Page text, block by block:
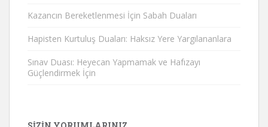
Kazancın Bereketlenmesi İçin Sabah Duaları
Hapisten Kurtuluş Duaları: Haksız Yere Yargılananlara
Sınav Duası: Heyecan Yapmamak ve Hafızayı
Güçlendirmek İçin